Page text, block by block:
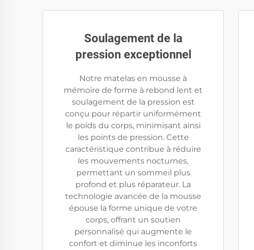
Soulagement de la
pression exceptionnel
Notre matelas en mousse à
mémoire de forme à rebond lent et
soulagement de la pression est
conçu pour répartir uniformément
le poids du corps, minimisant ainsi
les points de pression. Cette
caractéristique contribue à réduire
les mouvements nocturnes,
permettant un sommeil plus
profond et plus réparateur. La
technologie avancée de la mousse
épouse la forme unique de votre
corps, offrant un soutien
personnalisé qui augmente le
confort et diminue les inconforts